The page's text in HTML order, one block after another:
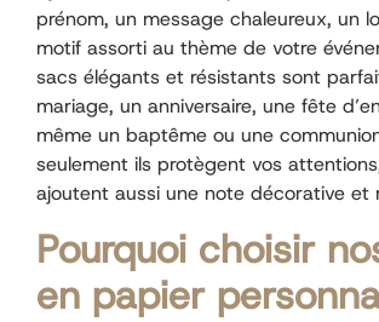
prénom, un message chaleureux, un
motif assorti au thème de votre
sacs élégants et résistants sont
mariage, un anniversaire, une fête
même un baptême ou une
seulement ils protègent vos
ajoutent aussi une note décorative et
Pourquoi choisir
en papier